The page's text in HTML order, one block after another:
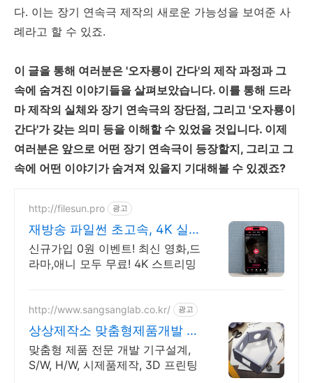
다. 이는 장기 연속극 제작의 새로운 가능성을 보여준 사
례라고 할 수 있죠.
이 글을 통해 여러분은 '오자룡이 간다'의 제작 과정과 그
속에 숨겨진 이야기들을 살펴보았습니다. 이를 통해 드라
마 제작의 실체와 장기 연속극의 장단점, 그리고 '오자룡이
간다'가 갖는 의미 등을 이해할 수 있었을 것입니다. 이제
여러분은 앞으로 어떤 장기 연속극이 등장할지, 그리고 그
속에 어떤 이야기가 숨겨져 있을지 기대해볼 수 있겠죠?
http://filesun.pro 광고
재방송 파일썬 초고속, 4K 실
시간 보기!
신규가입 0원 이벤트! 최신 영화,드
라마,애니 모두 무료! 4K 스트리밍
http://www.sangsanglab.co.kr/ 광고
상상제작소 맞춤형제품개발 시
제품 개발 제작 전문기업!
맞춤형 제품 전문 개발 기구설계,
S/W, H/W, 시제품제작, 3D 프린팅